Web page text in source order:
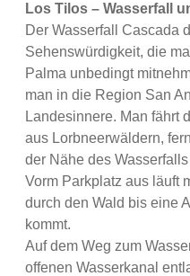
Los Tilos – Wasserfall
Der Wasserfall Cascada
Sehenswürdigkeit, die
Palma unbedingt
man in die Region San
Landesinnere. Man fährt
aus Lorbneerwäldern,
der Nähe des
Vorm Parkplatz aus läuft
durch den Wald bis eine
kommt.
Auf dem Weg zum
offenen Wasserkanal